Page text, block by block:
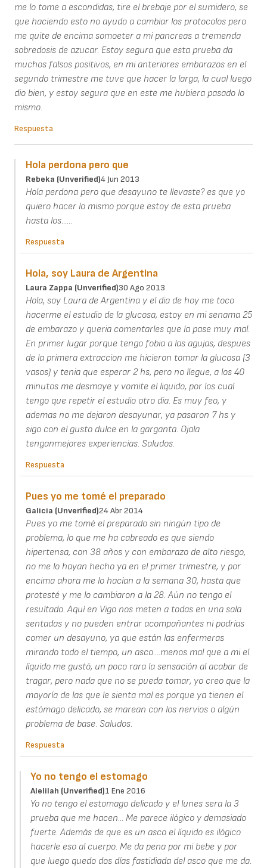
me lo tome a escondidas, tire el brebaje por el sumidero, se
que haciendo esto no ayudo a cambiar los protocolos pero
me quite de encima somoeter a mi pancreas a tremenda
sobredosis de azucar. Estoy segura que esta prueba da
muchos falsos positivos, en mi anteriores embarazos en el
segundo trimestre me tuve que hacer la larga, la cual luego
dio bien, y estoy segura que en este me hubiera pasado lo
mismo.
Respuesta
Hola perdona pero que
Rebeka (unverified)4 Jun 2013
Hola perdona pero que desayuno te llevaste? es que yo
quiero hacer lo mismo porque estoy de esta prueba
hasta los......
Respuesta
Hola, soy Laura de Argentina
Laura Zappa (unverified)30 Ago 2013
Hola, soy Laura de Argentina y el dia de hoy me toco
hacerme el estudio de la glucosa, estoy en mi senama 25
de embarazo y queria comentarles que la pase muy mal.
En primer lugar porque tengo fobia a las agujas, despues
de la primera extraccion me hicieron tomar la glucosa (3
vasos) y tenia que esperar 2 hs, pero no llegue, a los 40
minutos me desmaye y vomite el liquido, por los cual
tengo que repetir el estudio otro dia. Es muy feo, y
ademas no me dejaron desayunar, ya pasaron 7 hs y
sigo con el gusto dulce en la garganta. Ojala
tenganmejores experiencias. Saludos.
Respuesta
Pues yo me tomé el preparado
Galicia (unverified)24 Abr 2014
Pues yo me tomé el preparado sin ningún tipo de
problema, lo que me ha cabreado es que siendo
hipertensa, con 38 años y con embarazo de alto riesgo,
no me lo hayan hecho ya en el primer trimestre, y por
encima ahora me lo hacían a la semana 30, hasta que
protesté y me lo cambiaron a la 28. Aún no tengo el
resultado. Aquí en Vigo nos meten a todas en una sala
sentadas y no pueden entrar acompañantes ni podrías
comer un desayuno, ya que están las enfermeras
mirando todo el tiempo, un asco....menos mal que a mi el
líquido me gustó, un poco rara la sensación al acabar de
tragar, pero nada que no se pueda tomar, yo creo que la
mayoría de las que le sienta mal es porque ya tienen el
estómago delicado, se marean con los nervios o algún
problema de base. Saludos.
Respuesta
Yo no tengo el estomago
Alelilah (unverified)1 Ene 2016
Yo no tengo el estomago delicado y el lunes sera la 3
prueba que me hacen... Me parece ilógico y demasiado
fuerte. Además de que es un asco el líquido es ilógico
hacerle eso al cuerpo. Me da pena por mi bebe y por
que luego quedo dos días fastidiada del asco que me da.